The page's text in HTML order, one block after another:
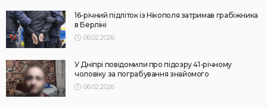
16-річний підліток із Нікополя затримав грабіжника
в Берліні
06.02.2026
У Дніпрі повідомили про підозру 41-річному
чоловіку за пограбування знайомого
06.02.2026